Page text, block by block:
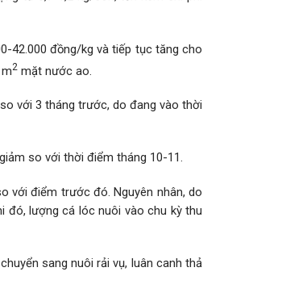
42.000 đồng/kg và tiếp tục tăng cho
2 mặt nước ao.
với 3 tháng trước, do đang vào thời
so với thời điểm tháng 10-11.
với điểm trước đó. Nguyên nhân, do
đó, lượng cá lóc nuôi vào chu kỳ thu
sang nuôi rải vụ, luân canh thả